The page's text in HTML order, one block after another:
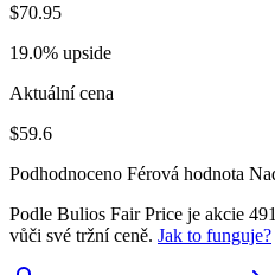
$70.95
19.0% upside
Aktuální cena
$59.6
Podhodnoceno Férová hodnota
Podle Bulios Fair Price je akcie
vůči své tržní ceně. Jak to funguje?